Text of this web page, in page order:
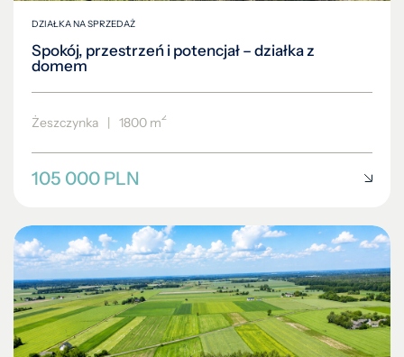
DZIAŁKA NA SPRZEDAŻ
Spokój, przestrzeń i potencjał – działka z
domem
Żeszczynka | 1800 m2
105 000 PLN